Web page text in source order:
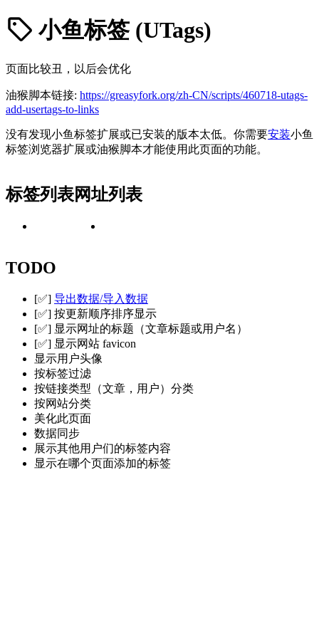
小鱼标签 (UTags)
页面比较丑，以后会优化
油猴脚本链接: https://greasyfork.org/zh-CN/scripts/460718-utags-
add-usertags-to-links
没有发现小鱼标签扩展或已安装的版本太低。你需要安装小鱼
标签浏览器扩展或油猴脚本才能使用此页面的功能。
标签列表网址列表
TODO
[✅] 导出数据/导入数据
[✅] 按更新顺序排序显示
[✅] 显示网址的标题（文章标题或用户名）
[✅] 显示网站 favicon
显示用户头像
按标签过滤
按链接类型（文章，用户）分类
按网站分类
美化此页面
数据同步
展示其他用户们的标签内容
显示在哪个页面添加的标签